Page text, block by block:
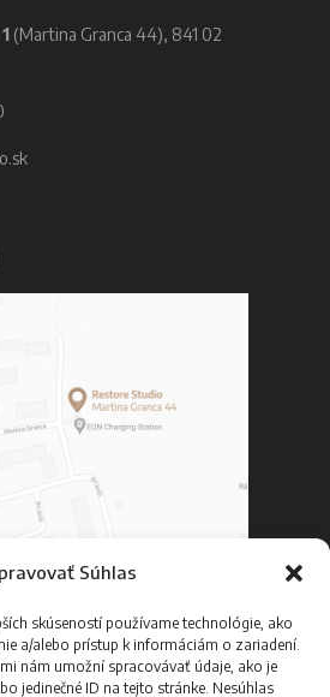
Súhlas
skúseností používame technológie, ako
a/alebo prístup k informáciám o zariadení.
nám umožní spracovávať údaje, ako je
jedinečné ID na tejto stránke. Nesúhlas
(Martina Granca 44), 841 02